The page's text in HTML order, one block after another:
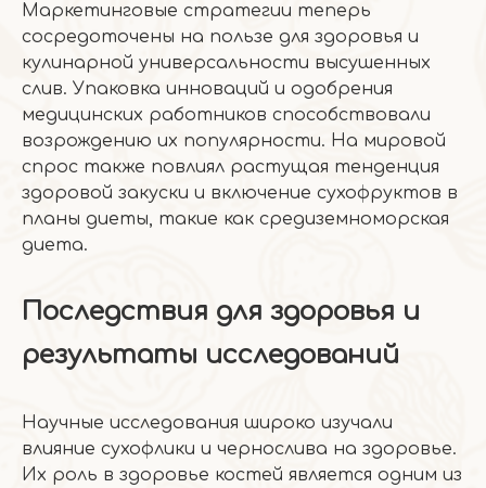
Маркетинговые стратегии теперь
сосредоточены на пользе для здоровья и
кулинарной универсальности высушенных
слив. Упаковка инноваций и одобрения
медицинских работников способствовали
возрождению их популярности. На мировой
спрос также повлиял растущая тенденция
здоровой закуски и включение сухофруктов в
планы диеты, такие как средиземноморская
диета.
Последствия для здоровья и
результаты исследований
Научные исследования широко изучали
влияние сухофлики и чернослива на здоровье.
Их роль в здоровье костей является одним из